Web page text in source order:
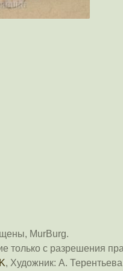
MurBurg.
только с разрешения
, Художник: А.